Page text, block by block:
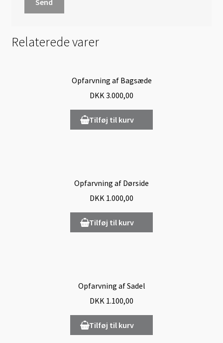
Relaterede varer
Opfarvning af Bagsæde
DKK3.000,00
Tilføj til kurv
Opfarvning af Dørside
DKK 1.000,00
Tilføj til kurv
Opfarvning af Sadel
DKK 1.100,00
Tilføj til kurv